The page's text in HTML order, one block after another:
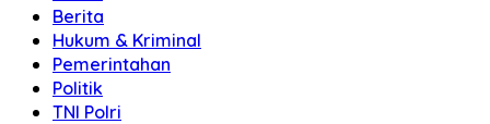
Berita
Hukum & Kriminal
Pemerintahan
Politik
TNI Polri